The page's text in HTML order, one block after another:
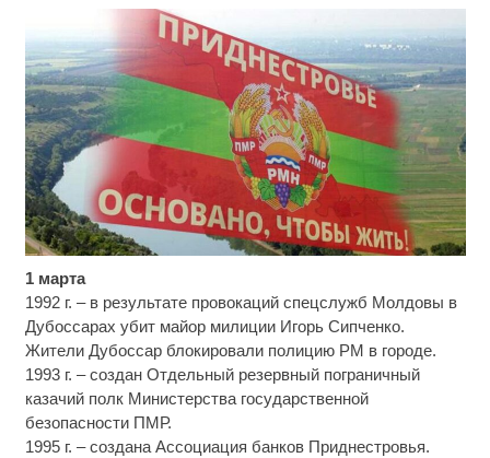
1 марта
1992 г. – в результате провокаций спецслужб Молдовы в
Дубоссарах убит майор милиции Игорь Сипченко.
Жители Дубоссар блокировали полицию РМ в городе.
1993 г. – создан Отдельный резервный пограничный
казачий полк Министерства государственной
безопасности ПМР.
1995 г. – создана Ассоциация банков Приднестровья.
от увиденного
Ржу не переставая, это видео пересмотришь не
Этот танец невесты оставит вас без слов!
Пересмотрела 10 раз